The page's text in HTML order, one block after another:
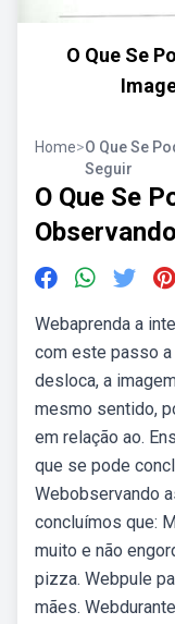
O Que Se
Home>O Que Se
Seguir
O Que Se
Webaprenda a
com este passo
desloca, a
mesmo sentido,
em relação ao.
que se pode
Webobservando
concluímos que:
muito e não
pizza. Webpule
mães.